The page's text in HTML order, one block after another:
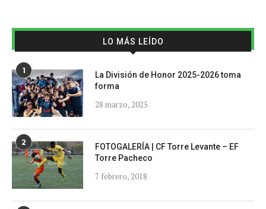
LO MÁS LEÍDO
1
La División de Honor 2025-2026 toma
forma
28 marzo, 2025
2
FOTOGALERÍA | CF Torre Levante – EF
Torre Pacheco
7 febrero, 2018